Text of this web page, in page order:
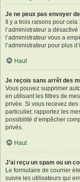
Je ne peux pas envoyer
Il y a trois raisons pour
l’administrateur a
l’administrateur vous a
l’administrateur pour plus
Haut
Je reçois sans arrêt des
Vous pouvez supprimer
en utilisant les filtres de
privée. Si vous recevez des
particulier, rapportez les
possibilité d’empêcher
privés.
Haut
J’ai reçu un spam ou un
Le formulaire de courrier
suivre les utilisateurs qui